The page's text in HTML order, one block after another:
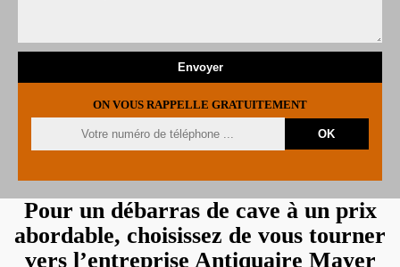
ON VOUS RAPPELLE GRATUITEMENT
Pour un débarras de cave à un prix
abordable, choisissez de vous tourner
vers l’entreprise Antiquaire Mayer